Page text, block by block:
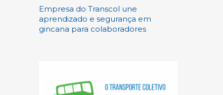
Empresa do Transcol une
aprendizado e segurança em
gincana para colaboradores